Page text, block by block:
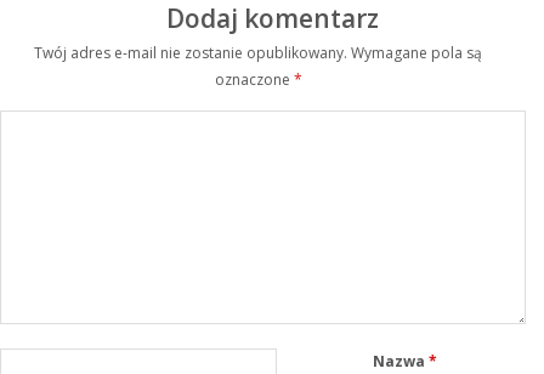
Dodaj komentarz
Twój adres e-mail nie zostanie opublikowany. Wymagane pola są
oznaczone *
Nazwa*